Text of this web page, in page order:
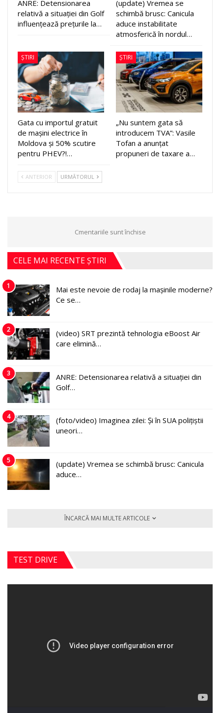
ANRE: Detensionarea
relativă a situației din Golf
influențează prețurile la…
(update) Vremea se
schimbă brusc: Canicula
aduce instabilitate
atmosferică în nordul…
ȘTIRI
Gata cu importul gratuit
de mașini electrice în
Moldova și 50% scutire
pentru PHEV?!…
ȘTIRI
„Nu suntem gata să
introducem TVA”: Vasile
Tofan a anunțat
propuneri de taxare a…
ANTERIOR URMĂTORUL
Cmentariile sunt închise
CELE MAI RECENTE ȘTIRI
1
Mai este nevoie de rodaj la mașinile moderne?
Ce se…
2
(video) SRT prezintă tehnologia eBoost Air
care elimină…
3
ANRE: Detensionarea relativă a situației din
Golf…
4
(foto/video) Imaginea zilei: Și în SUA polițiștii
uneori…
5
(update) Vremea se schimbă brusc: Canicula
aduce…
ÎNCARCĂ MAI MULTE ARTICOLE
TEST DRIVE